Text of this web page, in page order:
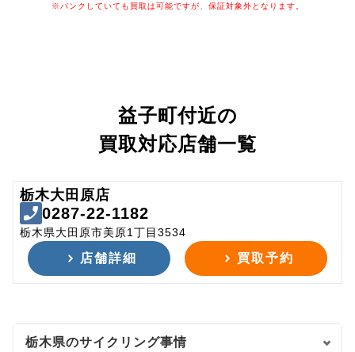
※パンクしていても買取は可能ですが、保証対象外となります。
益子町付近の
買取対応店舗一覧
栃木大田原店
0287-22-1182
栃木県大田原市美原1丁目3534
店舗詳細 買取予約
栃木県のサイクリング事情